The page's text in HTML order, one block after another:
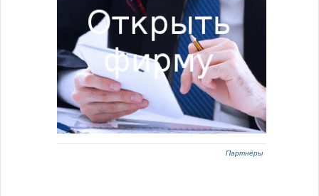
Партнёры